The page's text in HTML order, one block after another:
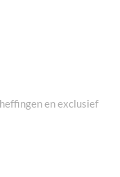
en exclusief